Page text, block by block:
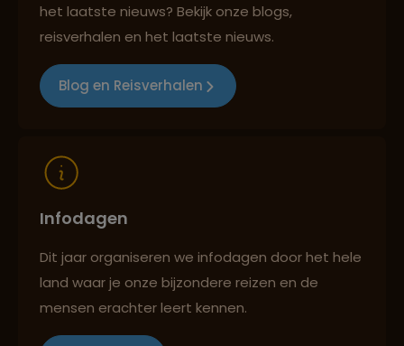
Reizen met oog voor mens, cultuur en milieu
het laatste nieuws? Bekijk onze blogs,
reisverhalen en het laatste nieuws.
Blog en Reisverhalen
Infodagen
Dit jaar organiseren we infodagen door het hele
land waar je onze bijzondere reizen en de
mensen erachter leert kennen.